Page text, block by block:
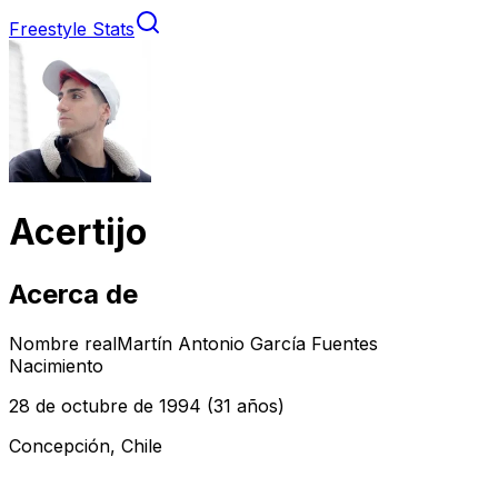
Freestyle Stats
Acertijo
Acerca de
Nombre realMartín Antonio García Fuentes
Nacimiento
28 de octubre de 1994 (31 años)
Concepción, Chile